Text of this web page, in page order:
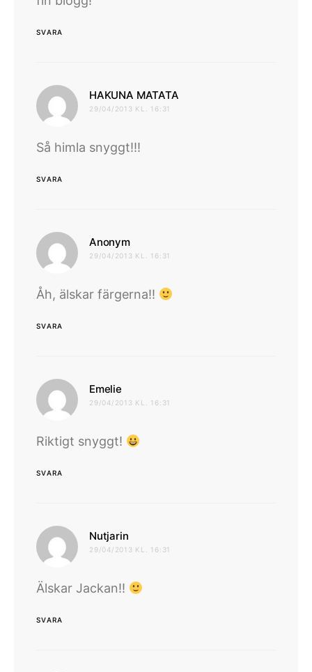
SVARA
HAKUNA MATATA
29/04/2013 KL. 16:31
Så himla snyggt!!!
SVARA
Anonymskriver:
29/04/2013 KL. 16:31
Åh, älskar färgerna!!
SVARA
Emelie
29/04/2013 KL. 16:31
Riktigt snyggt!
SVARA
Nutjarin
29/04/2013 KL. 16:31
Älskar Jackan!!
SVARA